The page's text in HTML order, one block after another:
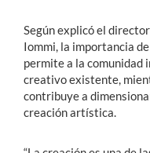
Según explicó el
Iommi, la importancia
permite a la comunidad
creativo existente,
contribuye a
creación artística.